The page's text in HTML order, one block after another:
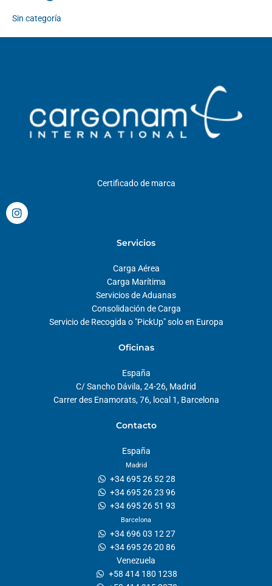
Sin categoría
Certificado de marca
I
n
Servicios
Carga Aérea
Carga Marítima
Servicios de Aduanas
Consolidación de Carga
Servicio de Recogida o "PickUp" solo en Europa
Oficinas
España
C/ Sancho Dávila, 24-26, Madrid
Carrer des Enamorats, 76, local 1, Barcelona
Contacto
España
Madrid
+34 695 26 52 28
+34 695 26 23 96
+34 695 26 51 93
Barcelona
+34 696 03 12 27
+34 695 26 20 86
Venezuela
+58 414 180 1238